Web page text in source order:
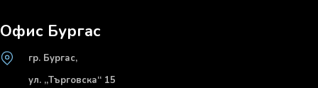
Офис Бургас
гр. Бургас,
ул. „Търговска“ 15